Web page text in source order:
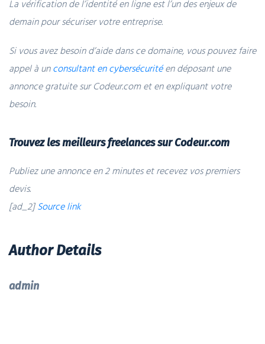
La vérification de l’identité en ligne est l’un des enjeux de
demain pour sécuriser votre entreprise.
Si vous avez besoin d’aide dans ce domaine, vous pouvez faire
appel à unconsultant en cybersécuritéen déposant une
annonce gratuite sur Codeur.com et en expliquant votre
besoin.
Trouvez les meilleurs freelances sur Codeur.com
Publiez une annonce en 2 minutes et recevez vos premiers
devis.
[ad_2] Source link
Author Details
admin